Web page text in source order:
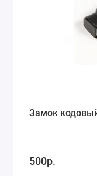
Замок
500р.